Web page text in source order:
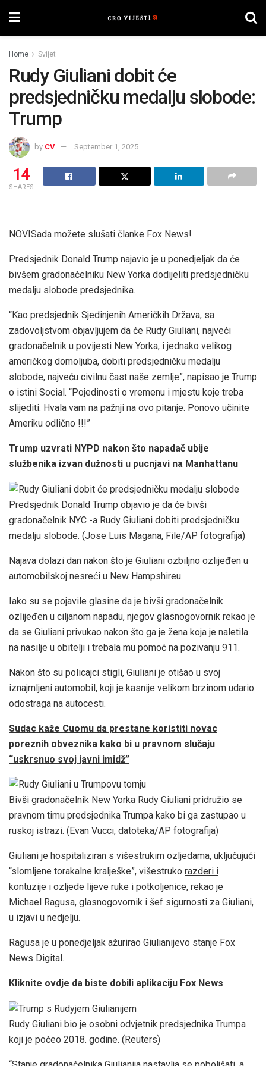
Home Svijet
Rudy Giuliani dobit će
predsjedničku medalju slobode:
Trump
by CV September 1, 2025
14
SHARES
NOVISada možete slušati članke Fox News!
Predsjednik Donald Trump najavio je u ponedjeljak da će
bivšem gradonačelniku New Yorka dodijeliti predsjedničku
medalju slobode predsjednika.
“Kao predsjednik Sjedinjenih Američkih Država, sa
zadovoljstvom objavljujem da će Rudy Giuliani, najveći
gradonačelnik u povijesti New Yorka, i jednako velikog
američkog domoljuba, dobiti predsjedničku medalju
slobode, najveću civilnu čast naše zemlje”, napisao je Trump
o istini Social. “Pojedinosti o vremenu i mjestu koje treba
slijediti. Hvala vam na pažnji na ovo pitanje. Ponovo učinite
Ameriku odlično !!!”
Trump uzvrati NYPD nakon što napadač ubije
službenika izvan dužnosti u pucnjavi na Manhattanu
Predsjednik Donald Trump objavio je da će bivši
gradonačelnik NYC -a Rudy Giuliani dobiti predsjedničku
medalju slobode. (Jose Luis Magana, File/AP fotografija)
Najava dolazi dan nakon što je Giuliani ozbiljno ozlijeđen u
automobilskoj nesreći u New Hampshireu.
Iako su se pojavile glasine da je bivši gradonačelnik
ozlijeđen u ciljanom napadu, njegov glasnogovornik rekao je
da se Giuliani privukao nakon što ga je žena koja je naletila
na nasilje u obitelji i trebala mu pomoć na pozivanju 911.
Nakon što su policajci stigli, Giuliani je otišao u svoj
iznajmljeni automobil, koji je kasnije velikom brzinom udario
odostraga na autocesti.
Sudac kaže Cuomu da prestane koristiti novac
poreznih obveznika kako bi u pravnom slučaju
“uskrsnuo svoj javni imidž”
Bivši gradonačelnik New Yorka Rudy Giuliani pridružio se
pravnom timu predsjednika Trumpa kako bi ga zastupao u
ruskoj istrazi. (Evan Vucci, datoteka/AP fotografija)
Giuliani je hospitaliziran s višestrukim ozljedama, uključujući
“slomljene torakalne kralješke”, višestruko razderi i
kontuzije i ozljede lijeve ruke i potkoljenice, rekao je
Michael Ragusa, glasnogovornik i šef sigurnosti za Giuliani,
u izjavi u nedjelju.
Ragusa je u ponedjeljak ažurirao Giulianijevo stanje Fox
News Digital.
Kliknite ovdje da biste dobili aplikaciju Fox News
Rudy Giuliani bio je osobni odvjetnik predsjednika Trumpa
koji je počeo 2018. godine. (Reuters)